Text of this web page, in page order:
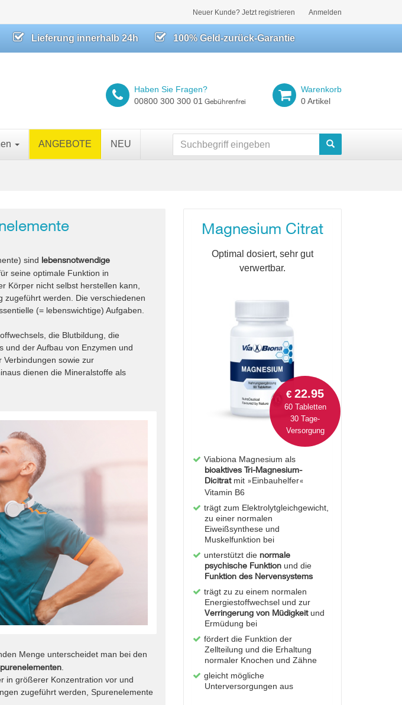
Neuer Kunde? Jetzt registrieren Anmelden
Lieferung innerhalb 24h 100% Geld-zurück-Garantie
Warenkorb
0 Artikel
Haben Sie Fragen?
00800 300 300 01 Gebührenfrei
ANGEBOTE NEU
sind lebensnotwendige
seine optimale Funktion in
Körper nicht selbst herstellen kann,
zugeführt werden. Die verschiedenen
(= lebenswichtige) Aufgaben.
die Blutbildung, die
und der Aufbau von Enzymen und
Verbindungen sowie zur
dienen die Mineralstoffe als
Menge unterscheidet man bei den
.
in größerer Konzentration vor und
zugeführt werden, Spurenelemente
Magnesium Citrat
Optimal dosiert, sehr gut
verwertbar.
€22.95
60 Tabletten
30 Tage-
Versorgung
Viabiona Magnesium als
bioaktives Tri-Magnesium-
Dicitratmit »Einbauhelfer«
Vitamin B6
trägt zum Elektrolytgleichgewicht,
zu einer normalen
Eiweißsynthese und
Muskelfunktion bei
unterstützt die normale
psychische Funktion und die
Funktion des Nervensystems
trägt zu zu einem normalen
Energiestoffwechsel und zur
Verringerung von Müdigkeitund
Ermüdung bei
fördert die Funktion der
Zellteilung und die Erhaltung
normaler Knochen und Zähne
gleicht mögliche
Unterversorgungen aus